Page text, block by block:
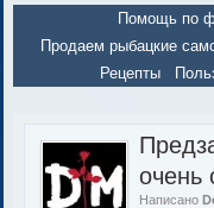
Помощь по
Продаем рыбацкие
Рецепты
очень
Написано